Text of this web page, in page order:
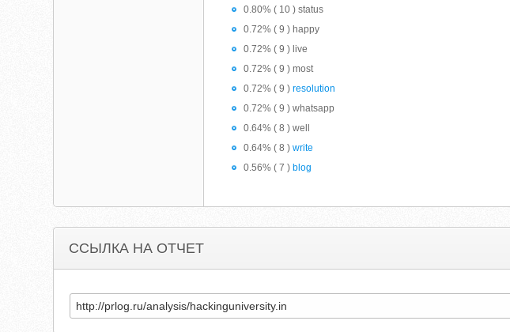
0.80% ( 10 ) status
0.72% ( 9 ) happy
0.72% ( 9 ) live
0.72% ( 9 ) most
0.72% ( 9 )resolution
0.72% ( 9 ) whatsapp
0.64% ( 8 ) well
0.64% ( 8 )write
0.56% ( 7 ) blog
ССЫЛКА НА ОТЧЕТ